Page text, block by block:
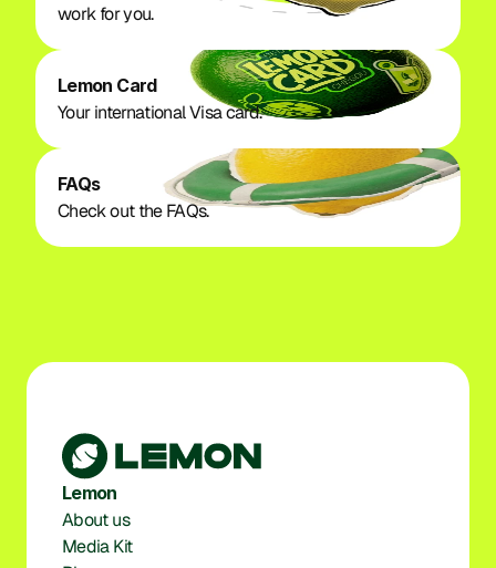
work for you.
Lemon Card
Your international Visa card.
FAQs
Check out the FAQs.
Lemon
About us
Media Kit